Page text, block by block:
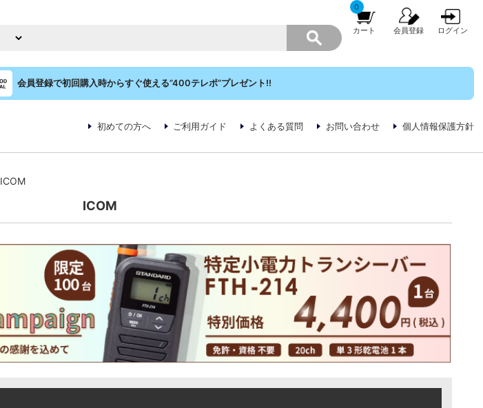
0
カート 会員登録 ログイン
会員登録で初回購入時からすぐ使える”400テレポ”プレゼント!!
初めての方へ ご利用ガイド よくある質問 お問い合わせ 個人情報保護方針
ICOM
ICOM